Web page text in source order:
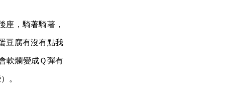
座，騎著騎著，
豆腐有沒有點我
軟爛變成Ｑ彈有
。